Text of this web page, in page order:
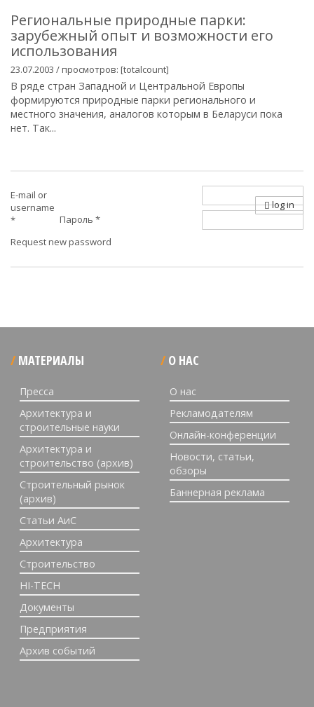
Региональные природные парки:
зарубежный опыт и возможности его
использования
23.07.2003 / просмотров: [totalcount]
В ряде стран Западной и Центральной Европы
формируются природные парки регионального и
местного значения, аналогов которым в Беларуси пока
нет. Так...
E-mail or
username
*
Пароль *
Request new password
log in
МАТЕРИАЛЫ
Пресса
Архитектура и
строительные науки
Архитектура и
строительство (архив)
Строительный рынок
(архив)
Статьи АиС
Архитектура
Строительство
HI-TECH
Документы
Предприятия
Архив событий
О НАС
О нас
Рекламодателям
Онлайн-конференции
Новости, статьи,
обзоры
Баннерная реклама